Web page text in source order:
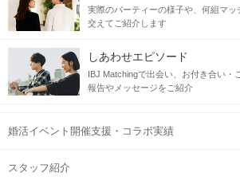
＼ "同年代×気の合う異性"と出会いた
当日の流れ
STEP1 受付開始
実際のパーティーの様子や、何組マ
交えてご紹介します
しあわせエピソード
IBJ Matchingで出会い、お付き合い・
報告やメッセージをご紹介
婚活イベント開催支援・コラボ実績
スタッフ紹介